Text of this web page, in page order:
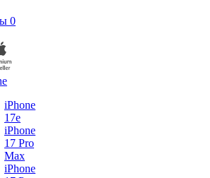
0
iPhone
17e
iPhone
17 Pro
Max
iPhone